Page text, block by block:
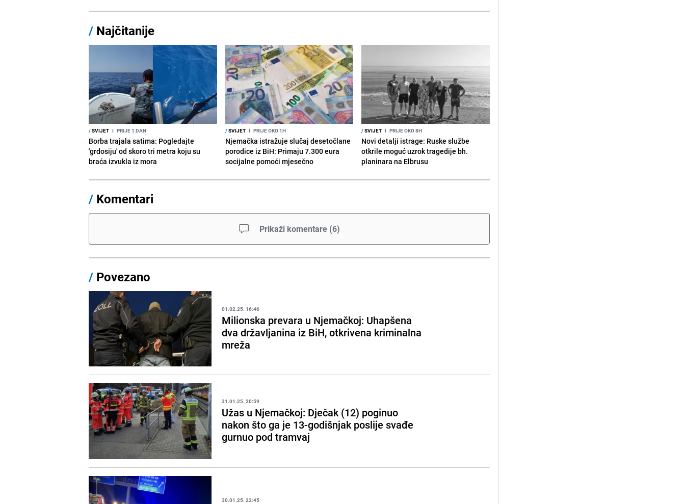
/ Najčitanije
/SVIJET I PRIJE 1 DAN
Borba trajala satima: Pogledajte
'grdosiju' od skoro tri metra koju su
braća izvukla iz mora
/SVIJET I PRIJE OKO 1H
Njemačka istražuje slučaj desetočlane
porodice iz BiH: Primaju 7.300 eura
socijalne pomoći mjesečno
/SVIJET I PRIJE OKO 8H
Novi detalji istrage: Ruske službe
otkrile moguć uzrok tragedije bh.
planinara na Elbrusu
/ Komentari
Prikaži komentare (6)
/ Povezano
01.02.25. 16:46
Milionska prevara u Njemačkoj: Uhapšena
dva državljanina iz BiH, otkrivena kriminalna
mreža
31.01.25. 20:59
Užas u Njemačkoj: Dječak (12) poginuo
nakon što ga je 13-godišnjak poslije svađe
gurnuo pod tramvaj
30.01.25. 22:45